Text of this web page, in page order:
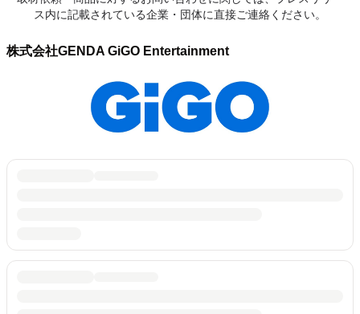
ス内に記載されている企業・団体に直接ご連絡ください。
株式会社GENDA GiGO Entertainment